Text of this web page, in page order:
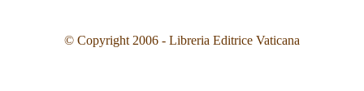
© Copyright 2006 - Libreria Editrice Vaticana